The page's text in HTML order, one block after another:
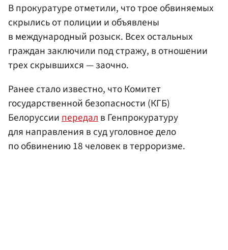
В прокуратуре отметили, что трое обвиняемых
скрылись от полиции и объявлены
в международный розыск. Всех остальных
граждан заключили под стражу, в отношении
трех скрывшихся — заочно.
Ранее стало известно, что Комитет
государственной безопасности (КГБ)
Белоруссиипередалв Генпрокуратуру
для направления в суд уголовное дело
по обвинению 18 человек в терроризме.